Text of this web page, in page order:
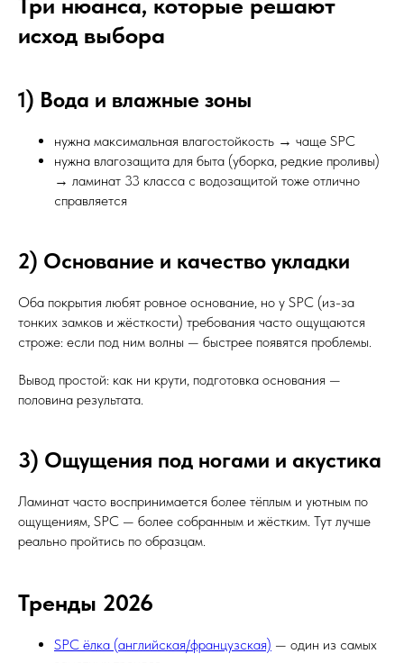
исход выбора
1) Вода и влажные зоны
нужна максимальная влагостойкость → чаще SPC
нужна влагозащита для быта (уборка, редкие проливы)
→ ламинат 33 класса с водозащитой тоже отлично
справляется
2) Основание и качество укладки
Оба покрытия любят ровное основание, но у SPC (из-за
тонких замков и жёсткости) требования часто ощущаются
строже: если под ним волны — быстрее появятся проблемы.
Вывод простой: как ни крути, подготовка основания —
половина результата.
3) Ощущения под ногами и акустика
Ламинат часто воспринимается более тёплым и уютным по
ощущениям, SPC — более собранным и жёстким. Тут лучше
реально пройтись по образцам.
Тренды 2026
SPC ёлка (английская/французская) — один из самых